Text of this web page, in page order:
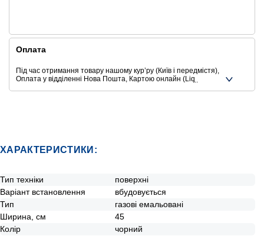
Оплата
Під час отримання товару нашому курʼру (Київ і передмістя),
Оплата у відділенні Нова Пошта, Картою онлайн (Liqpay,
ХАРАКТЕРИСТИКИ:
Тип техніки
поверхні
Варіант встановлення
вбудовується
Тип
газові емальовані
Ширина, см
45
Колір
чорний